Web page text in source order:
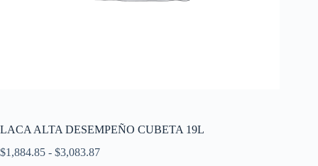
LACA ALTA DESEMPEÑO CUBETA 19L
$1,884.85 - $3,083.87Rango